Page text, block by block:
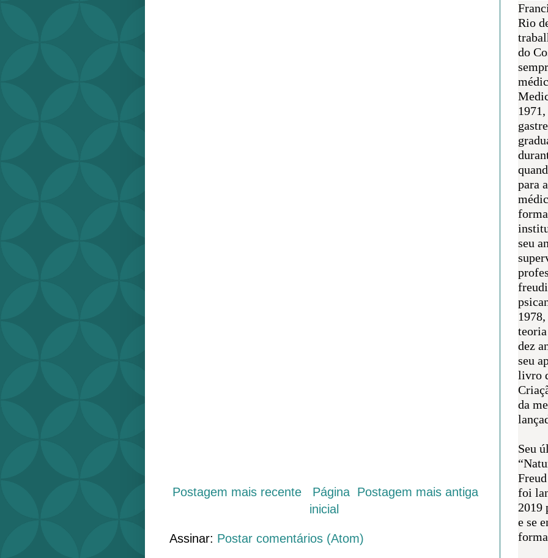
Postagem mais recente Postagem mais antiga
Página
inicial
Assinar: Postar comentários (Atom)
Rio
do
para
seu
dez
seu
livro
da
Seu
foi
2019
e se